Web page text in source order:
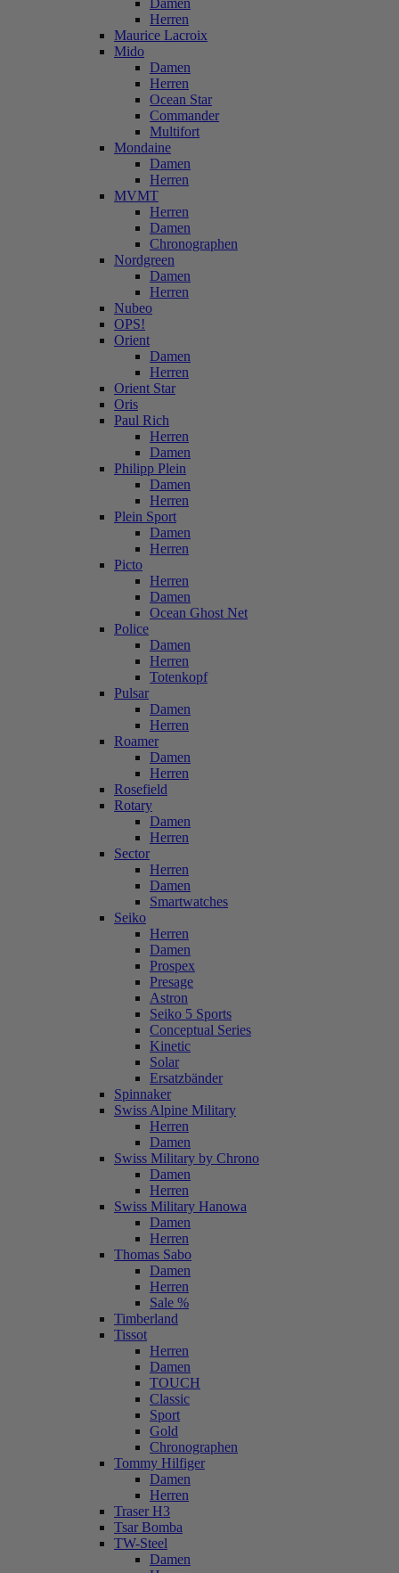
Damen
Herren
Maurice Lacroix
Mido
Damen
Herren
Ocean Star
Commander
Multifort
Mondaine
Damen
Herren
MVMT
Herren
Damen
Chronographen
Nordgreen
Damen
Herren
Nubeo
OPS!
Orient
Damen
Herren
Orient Star
Oris
Paul Rich
Herren
Damen
Philipp Plein
Damen
Herren
Plein Sport
Damen
Herren
Picto
Herren
Damen
Ocean Ghost Net
Police
Damen
Herren
Totenkopf
Pulsar
Damen
Herren
Roamer
Damen
Herren
Rosefield
Rotary
Damen
Herren
Sector
Herren
Damen
Smartwatches
Seiko
Herren
Damen
Prospex
Presage
Astron
Seiko 5 Sports
Conceptual Series
Kinetic
Solar
Ersatzbänder
Spinnaker
Swiss Alpine Military
Herren
Damen
Swiss Military by Chrono
Damen
Herren
Swiss Military Hanowa
Damen
Herren
Thomas Sabo
Damen
Herren
Sale %
Timberland
Tissot
Herren
Damen
TOUCH
Classic
Sport
Gold
Chronographen
Tommy Hilfiger
Damen
Herren
Traser H3
Tsar Bomba
TW-Steel
Damen